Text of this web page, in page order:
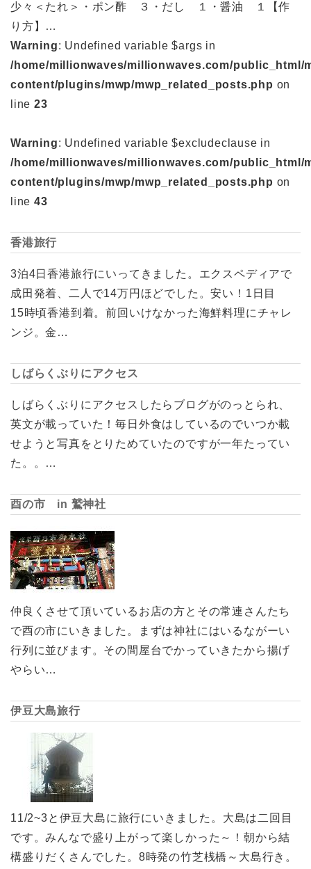
少々＜たれ＞・ポン酢 ３・だし １・醤油 １【作
り方】…
Warning: Undefined variable $args in
/home/millionwaves/millionwaves.com/public_html/
content/plugins/mwp/mwp_related_posts.php on
line 23
Warning: Undefined variable $excludeclause in
/home/millionwaves/millionwaves.com/public_html/
content/plugins/mwp/mwp_related_posts.php on
line 43
香港旅行
3泊4日香港旅行にいってきました。エクスペディアで
成田発着、二人で14万円ほどでした。安い！1日目
15時頃香港到着。前回いけなかった海鮮料理にチャレ
ンジ。金…
しばらくぶりにアクセス
しばらくぶりにアクセスしたらブログがのっとられ、
英文が載っていた！毎日外食はしているのでいつか載
せようと写真をとりためていたのですが一年たってい
た。。…
酉の市 in 鷲神社
仲良くさせて頂いているお店の方とその常連さんたち
で酉の市にいきました。まずは神社にはいるながーい
行列に並びます。その間屋台でかっていきたから揚げ
やらい…
伊豆大島旅行
11/2~3と伊豆大島に旅行にいきました。大島は二回目
です。みんなで盛り上がって楽しかった～！朝から結
構盛りだくさんでした。8時発の竹芝桟橋～大島行き。